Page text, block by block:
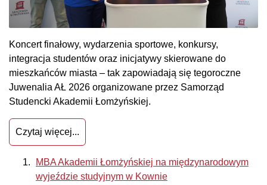
Koncert finałowy, wydarzenia sportowe, konkursy,
integracja studentów oraz inicjatywy skierowane do
mieszkańców miasta – tak zapowiadają się tegoroczne
Juwenalia AŁ 2026 organizowane przez Samorząd
Studencki Akademii Łomżyńskiej.
Czytaj więcej...
MBA Akademii Łomżyńskiej na międzynarodowym
wyjeździe studyjnym w Kownie